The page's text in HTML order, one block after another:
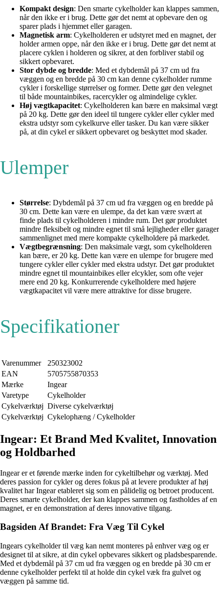
Kompakt design: Den smarte cykelholder kan klappes sammen,
når den ikke er i brug. Dette gør det nemt at opbevare den og
sparer plads i hjemmet eller garagen.
Magnetisk arm: Cykelholderen er udstyret med en magnet, der
holder armen oppe, når den ikke er i brug. Dette gør det nemt at
placere cyklen i holderen og sikrer, at den forbliver stabil og
sikkert opbevaret.
Stor dybde og bredde: Med et dybdemål på 37 cm ud fra
væggen og en bredde på 30 cm kan denne cykelholder rumme
cykler i forskellige størrelser og former. Dette gør den velegnet
til både mountainbikes, racercykler og almindelige cykler.
Høj vægtkapacitet: Cykelholderen kan bære en maksimal vægt
på 20 kg. Dette gør den ideel til tungere cykler eller cykler med
ekstra udstyr som cykelkurve eller tasker. Du kan være sikker
på, at din cykel er sikkert opbevaret og beskyttet mod skader.
Ulemper
Størrelse: Dybdemål på 37 cm ud fra væggen og en bredde på
30 cm. Dette kan være en ulempe, da det kan være svært at
finde plads til cykelholderen i mindre rum. Det gør produktet
mindre fleksibelt og mindre egnet til små lejligheder eller garager
sammenlignet med mere kompakte cykelholdere på markedet.
Vægtbegrænsning: Den maksimale vægt, som cykelholderen
kan bære, er 20 kg. Dette kan være en ulempe for brugere med
tungere cykler eller cykler med ekstra udstyr. Det gør produktet
mindre egnet til mountainbikes eller elcykler, som ofte vejer
mere end 20 kg. Konkurrerende cykelholdere med højere
vægtkapacitet vil være mere attraktive for disse brugere.
Specifikationer
Varenummer
250323002
EAN
5705755870353
Mærke
Ingear
Varetype
Cykelholder
Cykelværktøj Diverse cykelværktøj
Cykelværktøj Cykelophæng / Cykelholder
Ingear: Et Brand Med Kvalitet, Innovation
og Holdbarhed
Ingear er et førende mærke inden for cykeltilbehør og værktøj. Med
deres passion for cykler og deres fokus på at levere produkter af høj
kvalitet har Ingear etableret sig som en pålidelig og betroet producent.
Deres smarte cykelholder, der kan klappes sammen og fastholdes af en
magnet, er en demonstration af deres innovative tilgang.
Bagsiden Af Brandet: Fra Væg Til Cykel
Ingears cykelholder til væg kan nemt monteres på enhver væg og er
designet til at sikre, at din cykel opbevares sikkert og pladsbesparende.
Med et dybdemål på 37 cm ud fra væggen og en bredde på 30 cm er
denne cykelholder perfekt til at holde din cykel væk fra gulvet og
væggen på samme tid.